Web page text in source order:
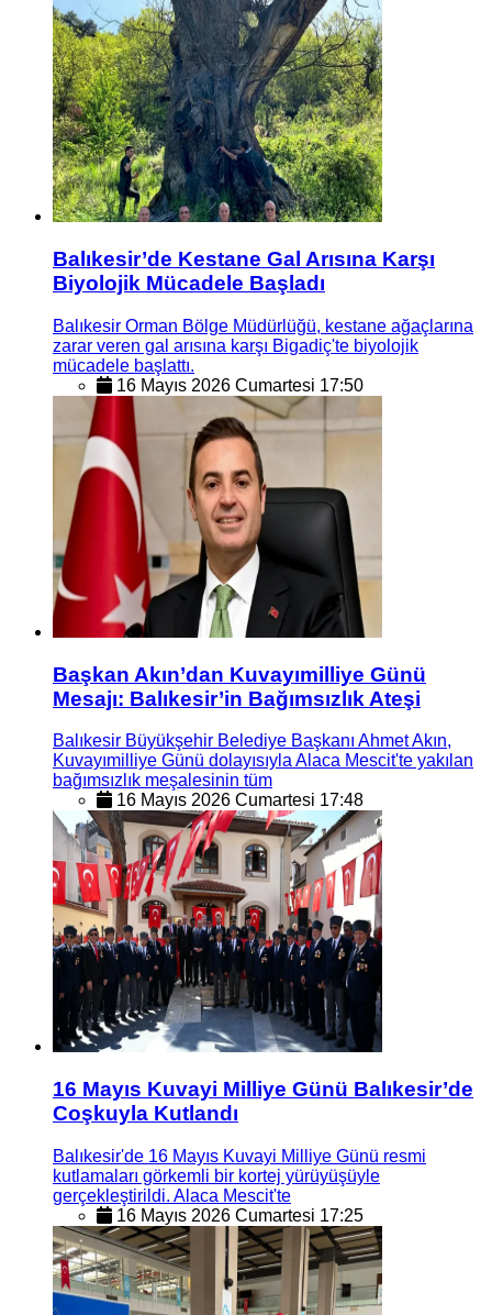
Balıkesir’de Kestane Gal Arısına Karşı
Biyolojik Mücadele Başladı
Balıkesir Orman Bölge Müdürlüğü, kestane ağaçlarına
zarar veren gal arısına karşı Bigadiç'te biyolojik
mücadele başlattı.
16 Mayıs 2026 Cumartesi 17:50
Başkan Akın’dan Kuvayımilliye Günü
Mesajı: Balıkesir’in Bağımsızlık Ateşi
Balıkesir Büyükşehir Belediye Başkanı Ahmet Akın,
Kuvayımilliye Günü dolayısıyla Alaca Mescit'te yakılan
bağımsızlık meşalesinin tüm
16 Mayıs 2026 Cumartesi 17:48
16 Mayıs Kuvayi Milliye Günü Balıkesir’de
Coşkuyla Kutlandı
Balıkesir'de 16 Mayıs Kuvayi Milliye Günü resmi
kutlamaları görkemli bir kortej yürüyüşüyle
gerçekleştirildi. Alaca Mescit'te
16 Mayıs 2026 Cumartesi 17:25